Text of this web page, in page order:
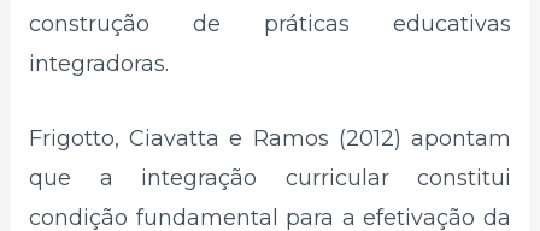
construção de práticas educativas
integradoras.
Frigotto, Ciavatta e Ramos (2012) apontam
que a integração curricular constitui
condição fundamental para a efetivação da